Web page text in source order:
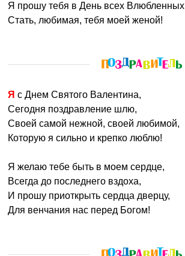
Я прошу тебя в День всех Влюбленных
Стать, любимая, тебя моей женой!
Я с Днем Святого Валентина,
Сегодня поздравление шлю,
Своей самой нежной, своей любимой,
Которую я сильно и крепко люблю!
Я желаю тебе быть в моем сердце,
Всегда до последнего вздоха,
И прошу приоткрыть сердца дверцу,
Для венчания нас перед Богом!